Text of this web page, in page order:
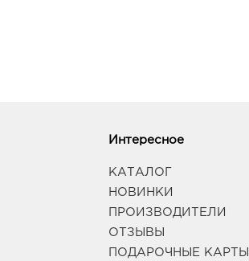
Интересное
КАТАЛОГ
НОВИНКИ
ПРОИЗВОДИТЕЛИ
ОТЗЫВЫ
ПОДАРОЧНЫЕ КАРТЫ